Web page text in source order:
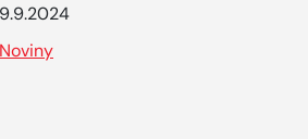
9.9.2024
Noviny